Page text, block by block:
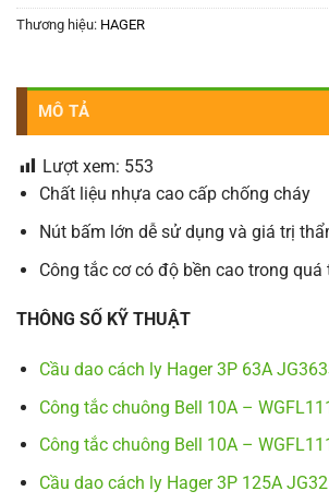
Thương hiệu: HAGER
MÔ TẢ
Lượt xem: 553
Chất liệu nhựa cao cấp chống cháy
Nút bấm lớn dễ sử dụng và giá trị
Công tắc cơ có độ bền cao trong
THÔNG SỐ KỸ THUẬT
Cầu dao cách ly Hager 3P 63A
Công tắc chuông Bell 10A –
Công tắc chuông Bell 10A –
Cầu dao cách ly Hager 3P 125A